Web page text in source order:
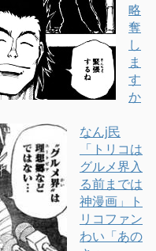
略
奪
し
ま
す
か
なんj民
「トリコは
グルメ界入
る前までは
神漫画」ト
リコファン
わい「あの